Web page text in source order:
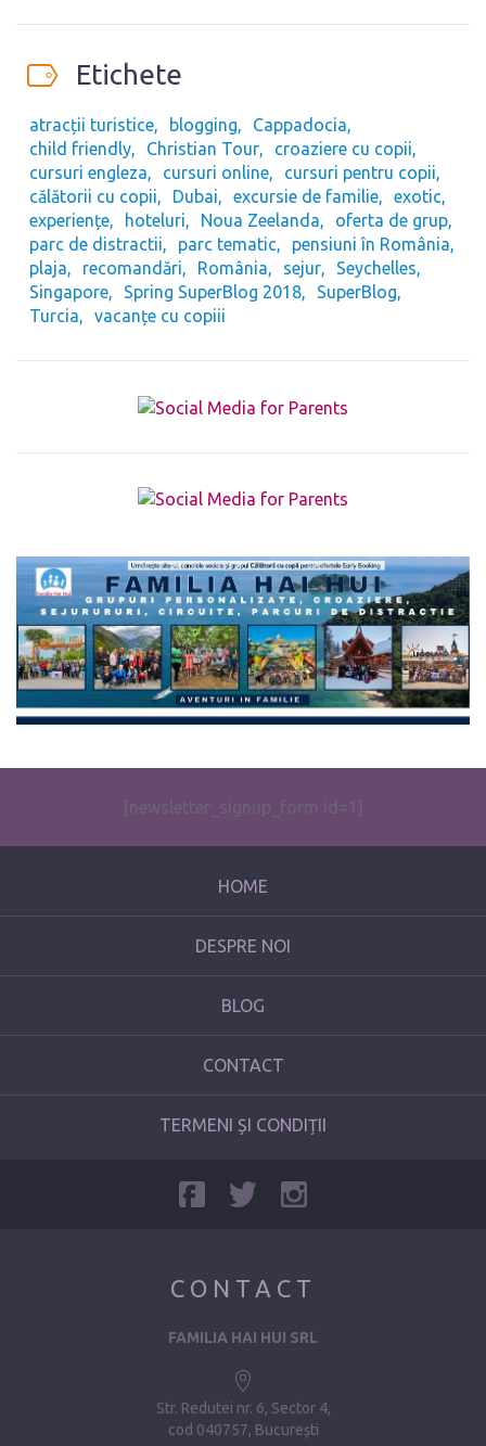
Etichete
atracții turistice blogging
Cappadocia
child friendly
Christian Tour
croaziere cu copii
cursuri engleza
cursuri online
cursuri pentru copii
călătorii cu copii
Dubai excursie de familie
exotic
experiențe
hoteluri Noua Zeelanda
oferta de grup
parc de distractii
parc tematic
pensiuni în România
plaja
recomandări România sejur
Seychelles
Singapore
Spring SuperBlog 2018
SuperBlog
Turcia
vacanțe cu copiii
The form you have selected does not exist.
[newsletter_signup_form id=1]
HOME
DESPRE NOI
BLOG
CONTACT
TERMENI ȘI CONDIȚII
CONTACT
FAMILIA HAI HUI SRL
Str. Redutei nr. 6, Sector 4
cod 040757, București